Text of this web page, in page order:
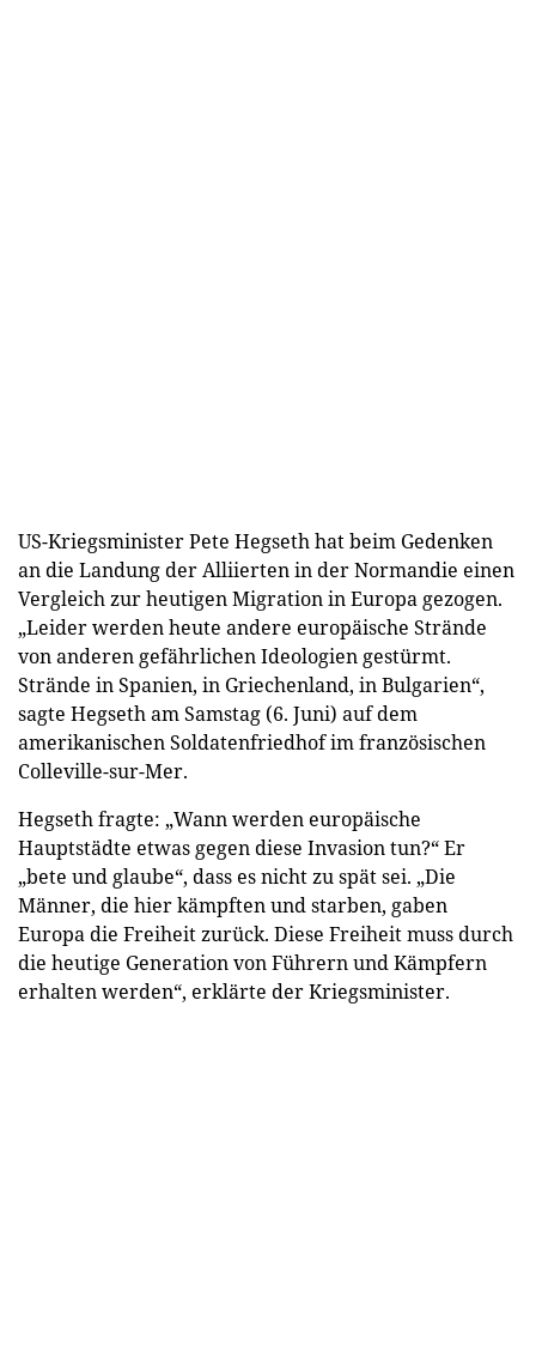
US-Kriegsminister Pete Hegseth hat beim Gedenken
an die Landung der Alliierten in der Normandie einen
Vergleich zur heutigen Migration in Europa gezogen.
„Leider werden heute andere europäische Strände
von anderen gefährlichen Ideologien gestürmt.
Strände in Spanien, in Griechenland, in Bulgarien“,
sagte Hegseth am Samstag (6. Juni) auf dem
amerikanischen Soldatenfriedhof im französischen
Colleville-sur-Mer.
Hegseth fragte: „Wann werden europäische
Hauptstädte etwas gegen diese Invasion tun?“ Er
„bete und glaube“, dass es nicht zu spät sei. „Die
Männer, die hier kämpften und starben, gaben
Europa die Freiheit zurück. Diese Freiheit muss durch
die heutige Generation von Führern und Kämpfern
erhalten werden“, erklärte der Kriegsminister.